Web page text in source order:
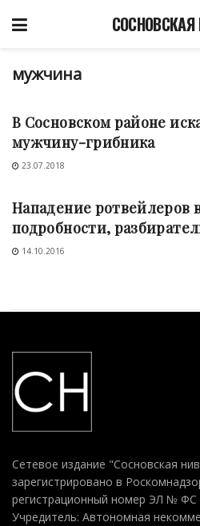
СОСНОВСКАЯ
мужчина
ПРОИСШЕСТВИЯ
В Сосновском районе
мужчину-грибника
23.07.2018
Нападение ротвейлеров
подробности,
14.10.2016
Сетевое издание "Сосновская
зарегистрировано в
регистрационный номер ЭЛ № ФС
Учредитель: Автономная